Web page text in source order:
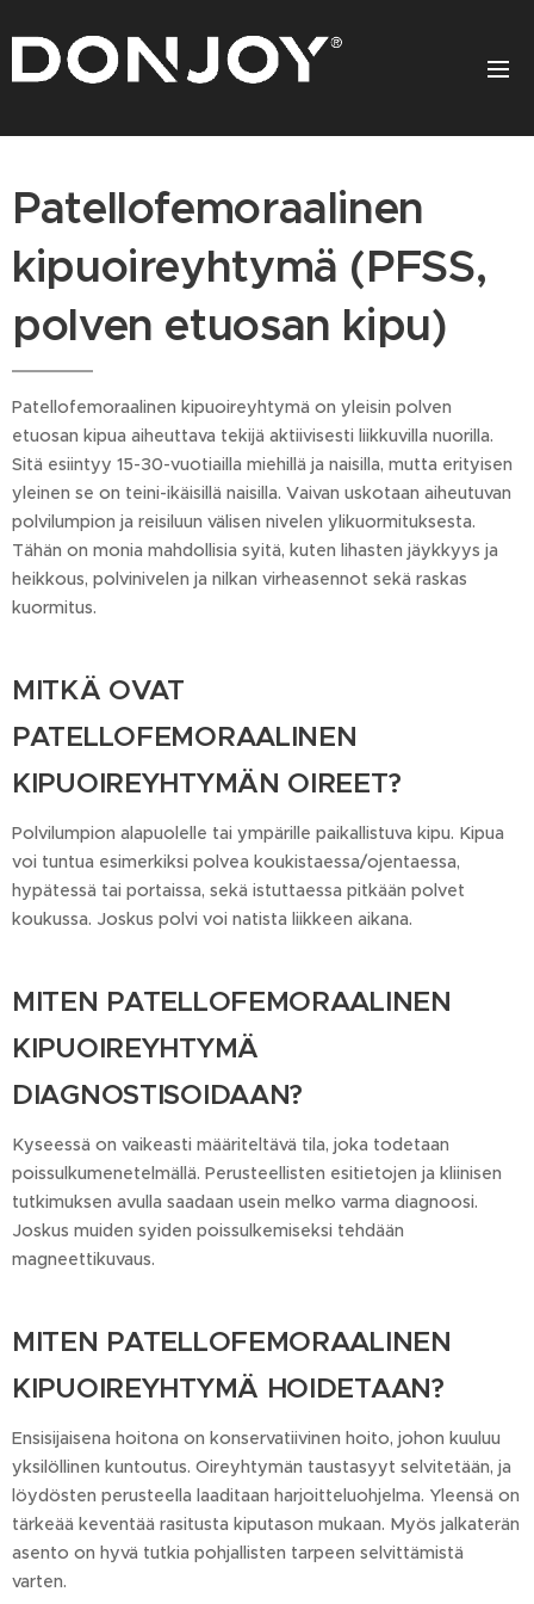
Patellofemoraalinen
kipuoireyhtymä (PFSS,
polven etuosan kipu)
Patellofemoraalinen kipuoireyhtymä on yleisin polven
etuosan kipua aiheuttava tekijä aktiivisesti liikkuvilla nuorilla.
Sitä esiintyy 15-30-vuotiailla miehillä ja naisilla, mutta erityisen
yleinen se on teini-ikäisillä naisilla. Vaivan uskotaan aiheutuvan
polvilumpion ja reisiluun välisen nivelen ylikuormituksesta.
Tähän on monia mahdollisia syitä, kuten lihasten jäykkyys ja
heikkous, polvinivelen ja nilkan virheasennot sekä raskas
kuormitus.
MITKÄ OVAT
PATELLOFEMORAALINEN
KIPUOIREYHTYMÄN OIREET?
Polvilumpion alapuolelle tai ympärille paikallistuva kipu. Kipua
voi tuntua esimerkiksi polvea koukistaessa/ojentaessa,
hypätessä tai portaissa, sekä istuttaessa pitkään polvet
koukussa. Joskus polvi voi natista liikkeen aikana.
MITEN PATELLOFEMORAALINEN
KIPUOIREYHTYMÄ
DIAGNOSTISOIDAAN?
Kyseessä on vaikeasti määriteltävä tila, joka todetaan
poissulkumenetelmällä. Perusteellisten esitietojen ja kliinisen
tutkimuksen avulla saadaan usein melko varma diagnoosi.
Joskus muiden syiden poissulkemiseksi tehdään
magneettikuvaus.
MITEN PATELLOFEMORAALINEN
KIPUOIREYHTYMÄ HOIDETAAN?
Ensisijaisena hoitona on konservatiivinen hoito, johon kuuluu
yksilöllinen kuntoutus. Oireyhtymän taustasyyt selvitetään, ja
löydösten perusteella laaditaan harjoitteluohjelma. Yleensä on
tärkeää keventää rasitusta kiputason mukaan. Myös jalkaterän
asento on hyvä tutkia pohjallisten tarpeen selvittämistä
varten.